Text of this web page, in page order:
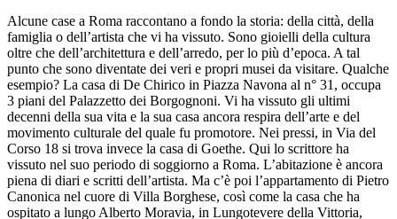
Alcune case a Roma raccontano a fondo la storia: della città, della
famiglia o dell’artista che vi ha vissuto. Sono gioielli della cultura
oltre che dell’architettura e dell’arredo, per lo più d’epoca. A tal
punto che sono diventate dei veri e propri musei da visitare. Qualche
esempio? La casa di De Chirico in Piazza Navona al n° 31, occupa
3 piani del Palazzetto dei Borgognoni. Vi ha vissuto gli ultimi
decenni della sua vita e la sua casa ancora respira dell’arte e del
movimento culturale del quale fu promotore. Nei pressi, in Via del
Corso 18 si trova invece la casa di Goethe. Qui lo scrittore ha
vissuto nel suo periodo di soggiorno a Roma. L’abitazione è ancora
piena di diari e scritti dell’artista. Ma c’è poi l’appartamento di Pietro
Canonica nel cuore di Villa Borghese, così come la casa che ha
ospitato a lungo Alberto Moravia, in Lungotevere della Vittoria,